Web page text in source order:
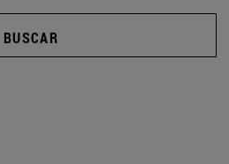
BUSCAR